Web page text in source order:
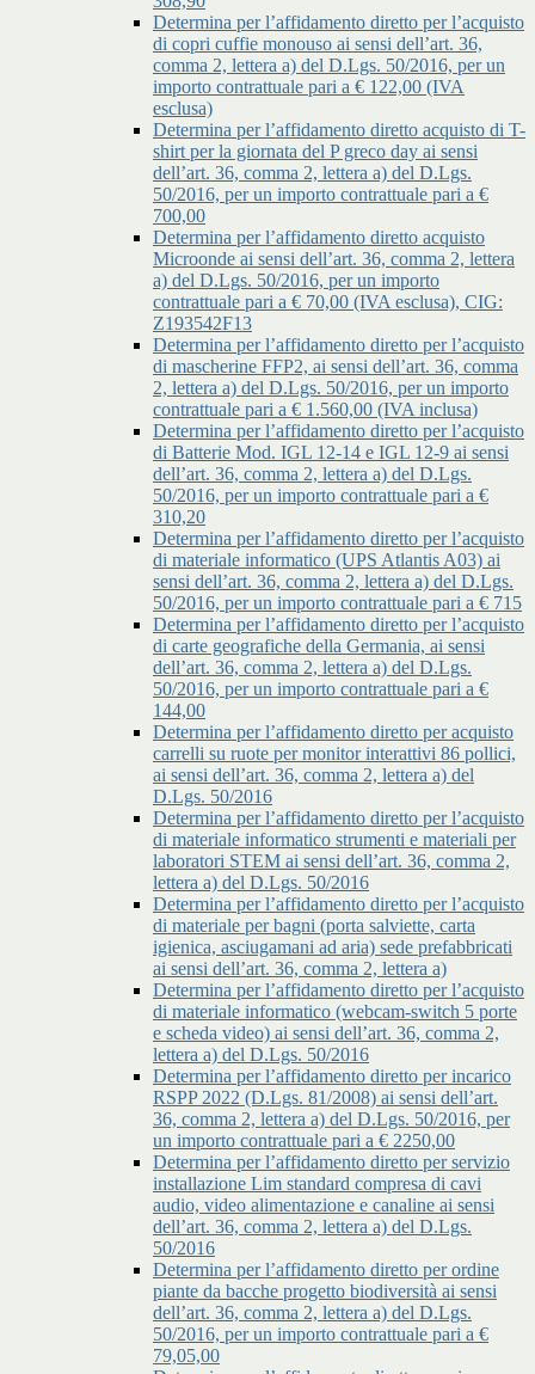
Determina per l’affidamento diretto per l’acquisto
di copri cuffie monouso ai sensi dell’art. 36,
comma 2, lettera a) del D.Lgs. 50/2016, per un
importo contrattuale pari a € 122,00 (IVA
esclusa)
Determina per l’affidamento diretto acquisto di T-
shirt per la giornata del P greco day ai sensi
dell’art. 36, comma 2, lettera a) del D.Lgs.
50/2016, per un importo contrattuale pari a €
700,00
Determina per l’affidamento diretto acquisto
Microonde ai sensi dell’art. 36, comma 2, lettera
a) del D.Lgs. 50/2016, per un importo
contrattuale pari a € 70,00 (IVA esclusa), CIG:
Z193542F13
Determina per l’affidamento diretto per l’acquisto
di mascherine FFP2, ai sensi dell’art. 36, comma
2, lettera a) del D.Lgs. 50/2016, per un importo
contrattuale pari a € 1.560,00 (IVA inclusa)
Determina per l’affidamento diretto per l’acquisto
di Batterie Mod. IGL 12-14 e IGL 12-9 ai sensi
dell’art. 36, comma 2, lettera a) del D.Lgs.
50/2016, per un importo contrattuale pari a €
310,20
Determina per l’affidamento diretto per l’acquisto
di materiale informatico (UPS Atlantis A03) ai
sensi dell’art. 36, comma 2, lettera a) del D.Lgs.
50/2016, per un importo contrattuale pari a € 715
Determina per l’affidamento diretto per l’acquisto
di carte geografiche della Germania, ai sensi
dell’art. 36, comma 2, lettera a) del D.Lgs.
50/2016, per un importo contrattuale pari a €
144,00
Determina per l’affidamento diretto per acquisto
carrelli su ruote per monitor interattivi 86 pollici,
ai sensi dell’art. 36, comma 2, lettera a) del
D.Lgs. 50/2016
Determina per l’affidamento diretto per l’acquisto
di materiale informatico strumenti e materiali per
laboratori STEM ai sensi dell’art. 36, comma 2,
lettera a) del D.Lgs. 50/2016
Determina per l’affidamento diretto per l’acquisto
di materiale per bagni (porta salviette, carta
igienica, asciugamani ad aria) sede prefabbricati
ai sensi dell’art. 36, comma 2, lettera a)
Determina per l’affidamento diretto per l’acquisto
di materiale informatico (webcam-switch 5 porte
e scheda video) ai sensi dell’art. 36, comma 2,
lettera a) del D.Lgs. 50/2016
Determina per l’affidamento diretto per incarico
RSPP 2022 (D.Lgs. 81/2008) ai sensi dell’art.
36, comma 2, lettera a) del D.Lgs. 50/2016, per
un importo contrattuale pari a € 2250,00
Determina per l’affidamento diretto per servizio
installazione Lim standard compresa di cavi
audio, video alimentazione e canaline ai sensi
dell’art. 36, comma 2, lettera a) del D.Lgs.
50/2016
Determina per l’affidamento diretto per ordine
piante da bacche progetto biodiversità ai sensi
dell’art. 36, comma 2, lettera a) del D.Lgs.
50/2016, per un importo contrattuale pari a €
79,05,00